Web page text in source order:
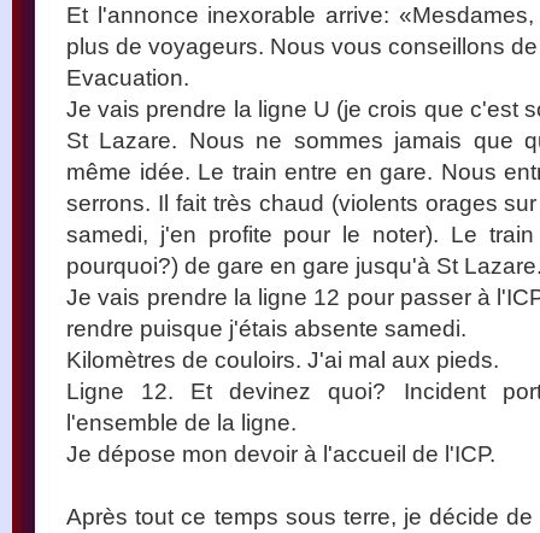
Et l'annonce inexorable arrive:
plus de voyageurs. Nous vous conseillons
Evacuation.
Je vais prendre la ligne U (je crois que c'est
St Lazare. Nous ne sommes jamais que
même idée. Le train entre en gare. Nous
serrons. Il fait très chaud (violents orages
samedi, j'en profite pour le noter). Le
pourquoi?) de gare en gare jusqu'à St
Je vais prendre la ligne 12 pour passer à
rendre puisque j'étais absente samedi.
Kilomètres de couloirs. J'ai mal aux pieds.
Ligne 12. Et devinez quoi? Incident
l'ensemble de la ligne.
Je dépose mon devoir à l'accueil de l'ICP.
Après tout ce temps sous terre, je décide